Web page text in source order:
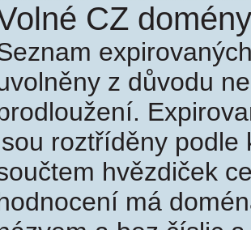
CZ
z důvodu
roztříděny podle
hvězdiček
má